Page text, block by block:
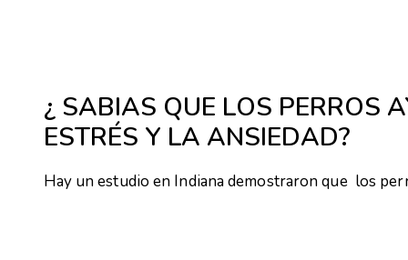
¿ SABIAS QUE LOS PERROS
ESTRÉS Y LA ANSIEDAD?
Hay un estudio en Indiana demostraron que los